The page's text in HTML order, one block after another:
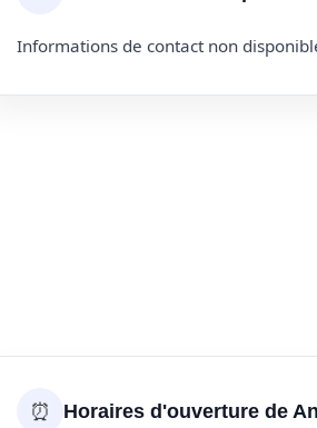
Informations de contact non
⏰ Horaires d'ouverture de